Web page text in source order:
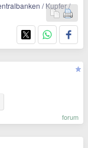
/ Kupfer /
forum